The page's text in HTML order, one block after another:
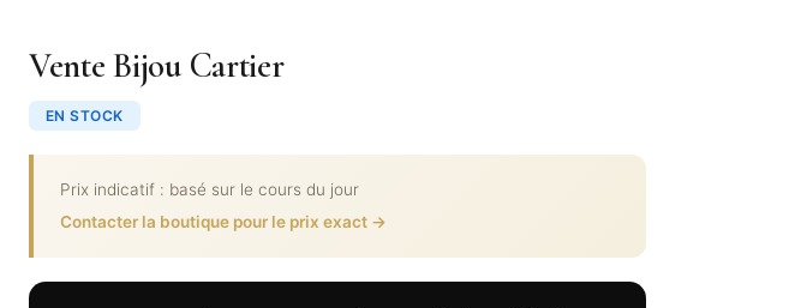
Vente Bijou Cartier
EN STOCK
Prix indicatif : basé sur le cours du jour
Contacter la boutique pour le prix exact →